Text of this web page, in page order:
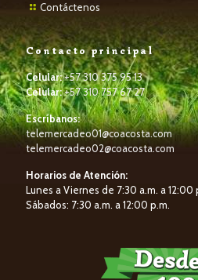
Contáctenos
Contacto principal
Celular:+57 310 375 95 13
Celular:+57 310 757 67 27
Escríbanos:
telemercadeo01@coacosta.com
telemercadeo02@coacosta.com
Horarios de Atención:
Lunes a Viernes de 7:30 a.m. a
Sábados: 7:30 a.m. a 12:00 p.m.